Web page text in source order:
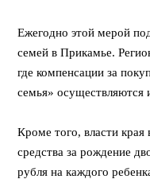
Ежегодно этой мерой
семей в Прикамье.
где компенсации за
семья» осуществляются
Кроме того, власти
средства за рождение
рубля на каждого